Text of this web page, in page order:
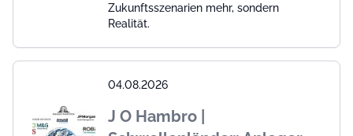
Zukunftsszenarien mehr, sondern
Realität.
04.08.2026
J O Hambro |